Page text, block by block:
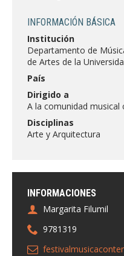
Estudiantes
Académicas/os
INFORMACIONES
Margarita Filumil
9781319
INFORMACIÓN BÁSICA
Institución
Departamento de
de Artes de la
País
Dirigido a
A la comunidad musical
Disciplinas
Arte y Arquitectura